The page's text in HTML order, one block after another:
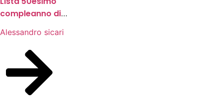
compleanno di
Alessandro sicari